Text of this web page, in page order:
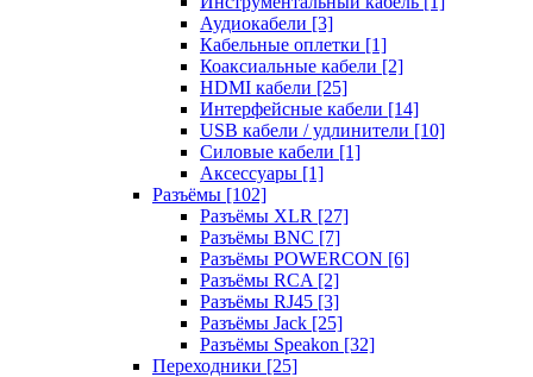
Аудиокабели [3]
Кабельные оплетки [1]
Коаксиальные кабели [2]
HDMI кабели [25]
Интерфейсные кабели [14]
USB кабели / удлинители [10]
Силовые кабели [1]
Аксессуары [1]
Разъёмы [102]
Разъёмы XLR [27]
Разъёмы BNC [7]
Разъёмы POWERCON [6]
Разъёмы RCA [2]
Разъёмы RJ45 [3]
Разъёмы Jack [25]
Разъёмы Speakon [32]
Переходники [25]